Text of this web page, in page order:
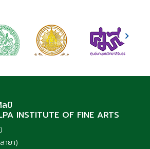
ป์
INSTITUTE OF FINE ARTS
ายา)